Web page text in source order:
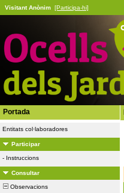
Visitant Anònim [Participa-hi]
Portada
Entitats col·laboradores
Participar
- Instruccions
Consultar
Observacions